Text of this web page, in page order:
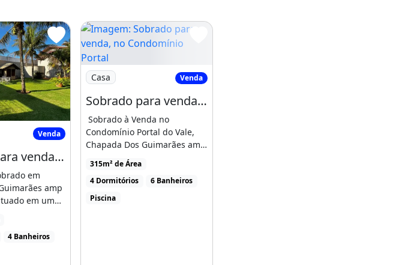
para venda, 5 quartos, Chapada
Venda
Sobrado para venda, 5 quartos, Chapada Dos Guimarães
em
amp
em uma
[...]
4 Banheiros
Imagem: Sobrado para venda, no Condomínio Portal
Casa Venda
Sobrado para venda, no Condomínio Portal do Vale, Chapada Dos Guimarães
Sobrado à Venda no
Condomínio Portal do Vale,
Chapada Dos Guimarães amp
lt br amp gt 6 KM de
Chapada [...]
315m² de Área
4 Dormitórios
6 Banheiros
Piscina